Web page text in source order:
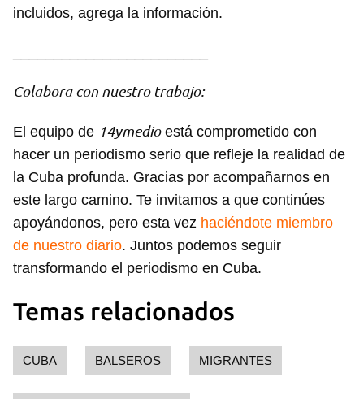
incluidos, agrega la información.
Colabora con nuestro trabajo:
El equipo de 14ymedioestá comprometido con
hacer un periodismo serio que refleje la realidad de
la Cuba profunda. Gracias por acompañarnos en
este largo camino. Te invitamos a que continúes
apoyándonos, pero esta vez haciéndote miembro
de nuestro diario. Juntos podemos seguir
transformando el periodismo en Cuba.
Temas relacionados
CUBA BALSEROS MIGRANTES